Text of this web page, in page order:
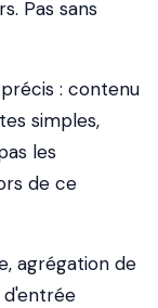
Pas sans
: contenu
simples,
les
de ce
agrégation de
d'entrée